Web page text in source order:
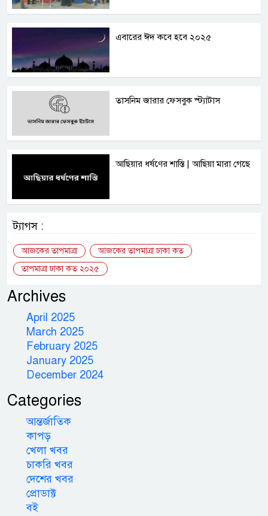
এবারের ঈদ কবে হবে ২০২৫
তাসনিম জারার ফেসবুক স্ট্যাটাস
আছিয়ার ধর্ষণের শাস্তি | আছিয়া মারা গেছে
ট্যাগস :
আজকের তাপমাত্রা
আজকের তাপমাত্রা ঢাকা কত
তাপমাত্রা ঢাকা কত ২০২৫
Archives
April 2025
March 2025
February 2025
January 2025
December 2024
Categories
আন্তর্জাতিক
কাপড়
খেলা খবর
চাকরি খবর
দেশের খবর
প্রোডাক্ট
বই